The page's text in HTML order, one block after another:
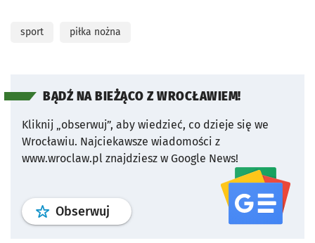
sport piłka nożna
BĄDŹ NA BIEŻĄCO Z WROCŁAWIEM!
Kliknij „obserwuj”, aby wiedzieć, co dzieje się we
Wrocławiu. Najciekawsze wiadomości z
www.wroclaw.pl znajdziesz w Google News!
Obserwuj profil serwisu